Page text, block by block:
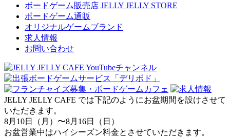
ボードゲーム販売店 JELLY JELLY STORE
ボードゲーム通販
オリジナルゲームブランド
求人情報
お問い合わせ
JELLY JELLY CAFE では下記のようにお盆期間を設けさせて
いただきます。
8月10日（月）〜8月16日（日）
お盆営業中はハイシーズン料金とさせていただきます。